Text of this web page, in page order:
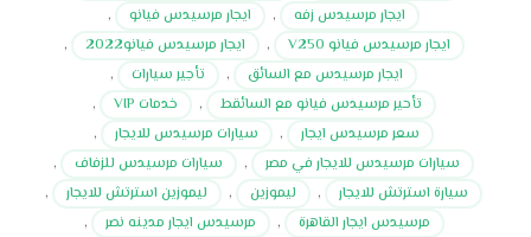
ايجار مرسيدس زفه
, ايجار مرسيدس فيانو
,
ايجار مرسيدس فيانو V250
, ايجار مرسيدس فيانو2022
,
ايجار مرسيدس مع السائق
, تأجير سيارات
,
تأحير مرسيدس فيانو مع السائقط
, خدمات VIP
,
سعر مرسيدس ايجار
, سيارات مرسيدس للايجار
,
سيارات مرسيدس للايجار في مصر
, سيارات مرسيدس للزفاف
,
سيارة استرتش للايجار
, ليموزين , ليموزين استرتش للايجار
,
مرسيدس ايجار القاهرة
, مرسيدس ايجار مدينه نصر
,